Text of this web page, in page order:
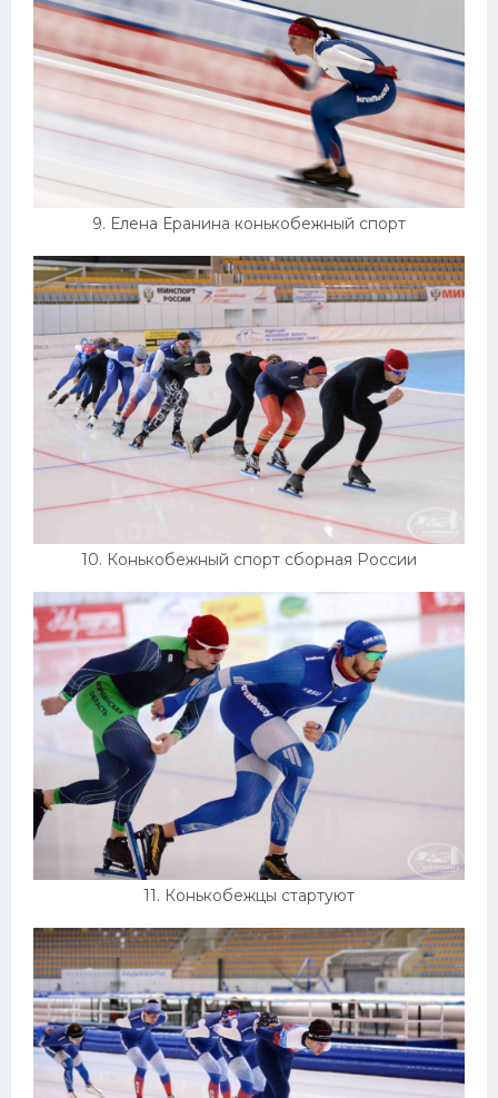
9. Елена Еранина конькобежный спорт
10. Конькобежный спорт сборная России
11. Конькобежцы стартуют